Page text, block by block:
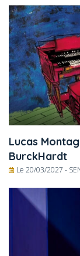
Lucas
BurckHardt
Le 20/03/2027 -